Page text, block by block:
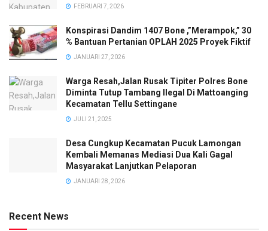
FEBRUARI 7, 2026
Konspirasi Dandim 1407 Bone ,”Merampok,” 30
% Bantuan Pertanian OPLAH 2025 Proyek Fiktif
JANUARI 27, 2026
Warga Resah,Jalan Rusak Tipiter Polres Bone
Diminta Tutup Tambang Ilegal Di Mattoanging
Kecamatan Tellu Settingane
JULI 21, 2025
Desa Cungkup Kecamatan Pucuk Lamongan
Kembali Memanas Mediasi Dua Kali Gagal
Masyarakat Lanjutkan Pelaporan
JANUARI 28, 2026
Recent News